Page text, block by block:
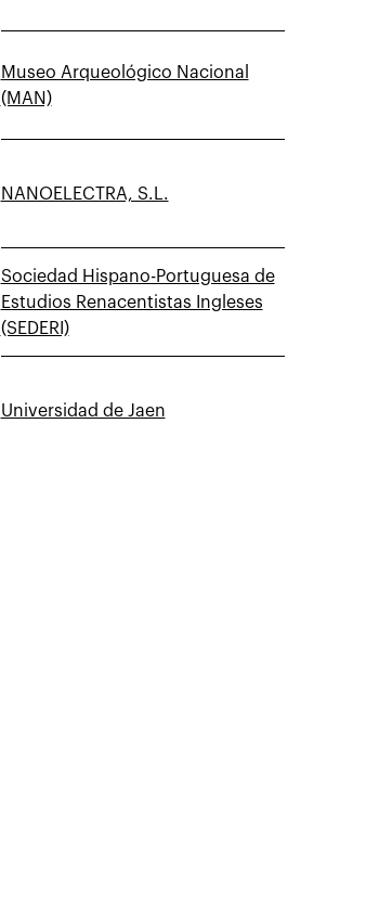
Museo Arqueológico Nacional
(MAN)
NANOELECTRA, S.L.
Sociedad Hispano-Portuguesa de
Estudios Renacentistas Ingleses
(SEDERI)
Universidad de Jaen